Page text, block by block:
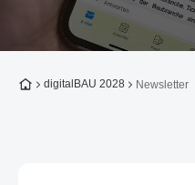
Zur Startseite
digitalBAU 2028 Newsletter